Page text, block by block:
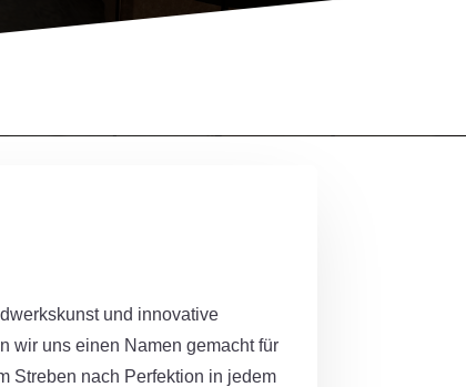
und innovative
wir uns einen Namen gemacht für
Streben nach Perfektion in jedem